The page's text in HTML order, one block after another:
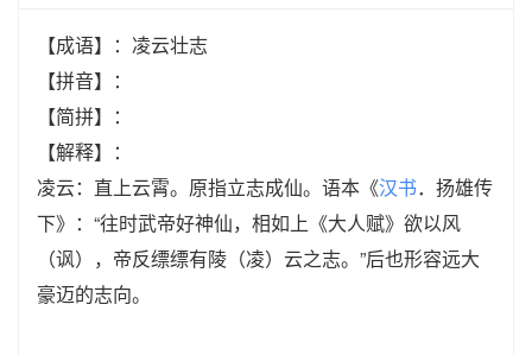
【成语】：凌云壮志
【拼音】：
【简拼】：
【解释】：
凌云：直上云霄。原指立志成仙。语本《汉书．扬雄传
下》：“往时武帝好神仙，相如上《大人赋》欲以风
（讽），帝反缥缥有陵（凌）云之志。”后也形容远大
豪迈的志向。